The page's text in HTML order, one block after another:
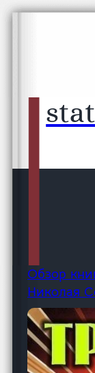
Перейти к
Перейти к
Обзор
Николая